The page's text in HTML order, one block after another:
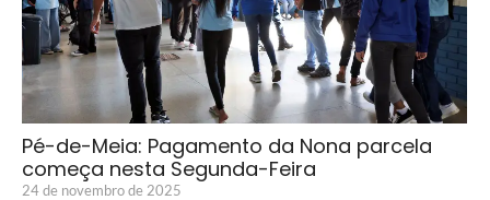
Pé-de-Meia: Pagamento da Nona parcela
começa nesta Segunda-Feira
24 de novembro de 2025